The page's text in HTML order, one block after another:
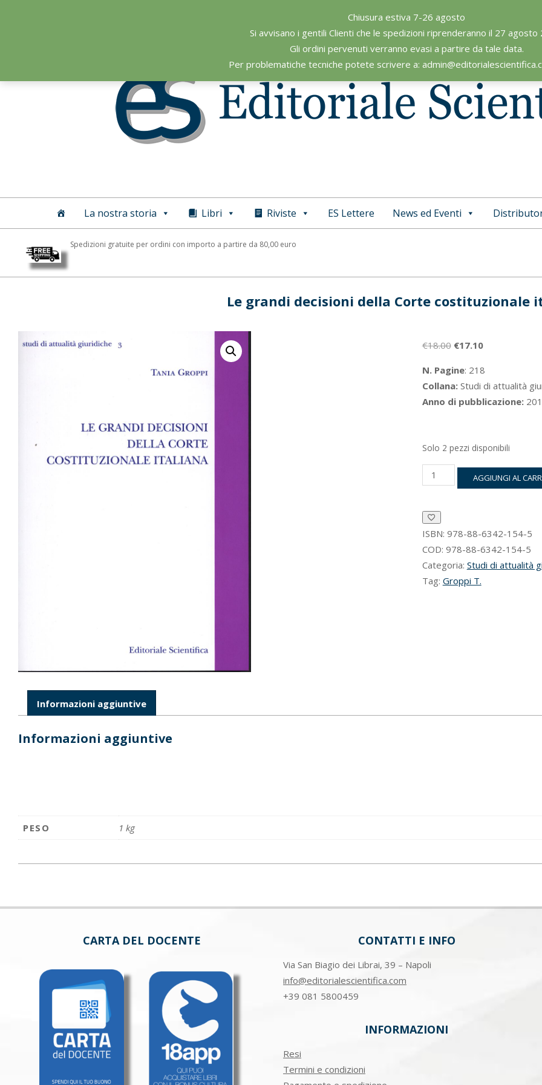
Chiusura estiva 7-26 agosto
Si avvisano i gentili Clienti che le spedizioni riprenderanno il 27 agosto
Gli ordini pervenuti verranno evasi a partire da tale data.
Per problematiche tecniche potete scrivere a:
Editoriale
Scientifica
Primary
La nostra storia Libri Riviste ES Lettere News ed Eventi
Spedizioni gratuite per ordini con importo a partire da 80,00 euro
Le grandi decisioni della Corte costituzionale
€18.00 Il
originale
era:
€18.00.
€17.10Il
attuale
è:
€17.10.
N. Pagine: 218
Collana:Studi di attualità
Anno di pubblicazione:
Solo 2 pezzi disponibili
grandi
Corte
costituzionale
italiana
AGGIUNGI AL
ISBN: 978-88-6342-154-5
COD: 978-88-6342-154-5
Categoria: Studi di attualità
Tag: Groppi T.
Informazioni aggiuntive
Informazioni aggiuntive
PESO 1 kg
CARTA DEL DOCENTE CONTATTI E INFO
Via San Biagio dei Librai, 39 – Napoli
info@editorialescientifica.com
+39 081 5800459
INFORMAZIONI
Resi
Termini e condizioni